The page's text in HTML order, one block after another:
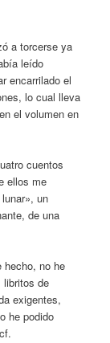
a torcerse ya
leído
encarrilado el
lo cual lleva
el volumen en
cuentos
ellos me
un
de una
hecho, no he
libritos de
exigentes,
he podido